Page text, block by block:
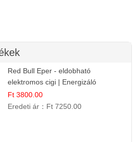
Red Bull Eper - eldobható
elektromos cigi | Energizáló
Gyümölcs Íz
Ft 3800.00
Eredeti ár： Ft 7250.00